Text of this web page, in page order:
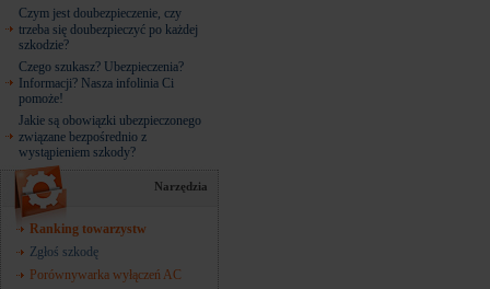
Czym jest doubezpieczenie, czy
trzeba się doubezpieczyć po każdej
szkodzie?
Czego szukasz? Ubezpieczenia?
Informacji? Nasza infolinia Ci
pomoże!
Jakie są obowiązki ubezpieczonego
związane bezpośrednio z
wystąpieniem szkody?
Narzędzia
Ranking towarzystw
Zgłoś szkodę
Porównywarka wyłączeń AC